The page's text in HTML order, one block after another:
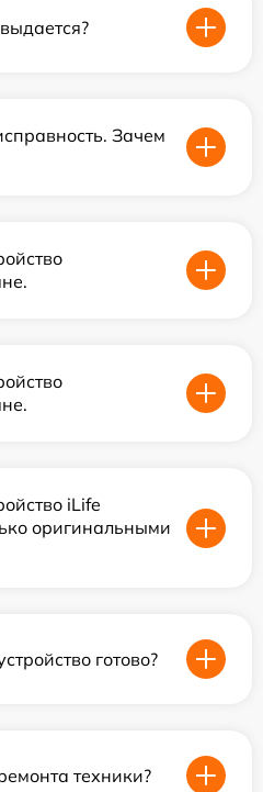
Зачем
iLife
оригинальными
готово?
техники?